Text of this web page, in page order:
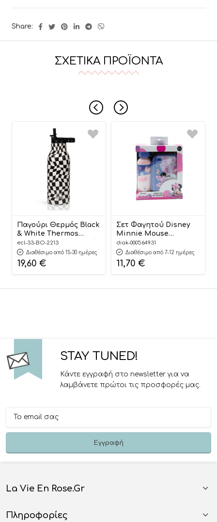
Share:
ΣΧΕΤΙΚΆ ΠΡΟΪΌΝΤΑ
Παγούρι Θερμός Black
& White Thermos
550ml | Με Εσωτερικό
Καλαμάκι – Ecolife
ecl-33-BO-2213
Διαθέσιμο από 15-30 ημέρες
19,60 €
Σετ Φαγητού Disney
Minnie Mouse
Φαγητοδοχείο 800ml-
Παγούρι Ανοξείδωτο
500ml | Must
5205698741432
diak-000564931
Διαθέσιμο από 7-12 ημέρες
11,70 €
STAY TUNED!
Κάντε εγγραφή στο newsletter για να
λαμβάνετε πρώτοι τις προσφορές μας.
La Vie En Rose.gr
Πληροφορίες